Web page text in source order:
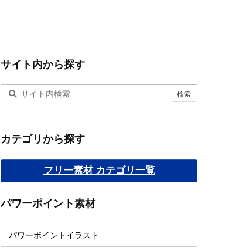
サイト内から探す
カテゴリから探す
フリー素材 カテゴリ一覧
パワーポイント素材
パワーポイントイラスト